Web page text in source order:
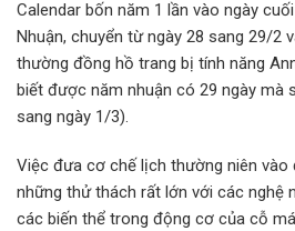
Calendar bốn năm 1 lần vào ngày
Nhuận, chuyển từ ngày 28 sang 29/2
thường đồng hồ trang bị tính năng
biết được năm nhuận có 29 ngày mà
sang ngày 1/3).
Việc đưa cơ chế lịch thường niên
những thử thách rất lớn với các nghệ
các biến thể trong động cơ của cỗ